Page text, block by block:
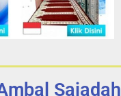
Sajadah